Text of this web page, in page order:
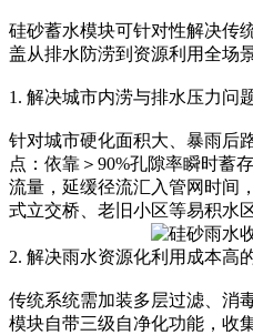
硅砂蓄水模块可针对性解决‌传
盖从排水防涝到资源利用全场
1. 解决城市内涝与排水压力问
针对城市硬化面积大、暴雨后
点：依靠＞90%孔隙率瞬时蓄
流量，延缓径流汇入管网时间
式立交桥、老旧小区等易积水区
2. 解决雨水资源化利用成本高
传统系统需加装多层过滤、消
模块自带‌三级自净化功能‌，收